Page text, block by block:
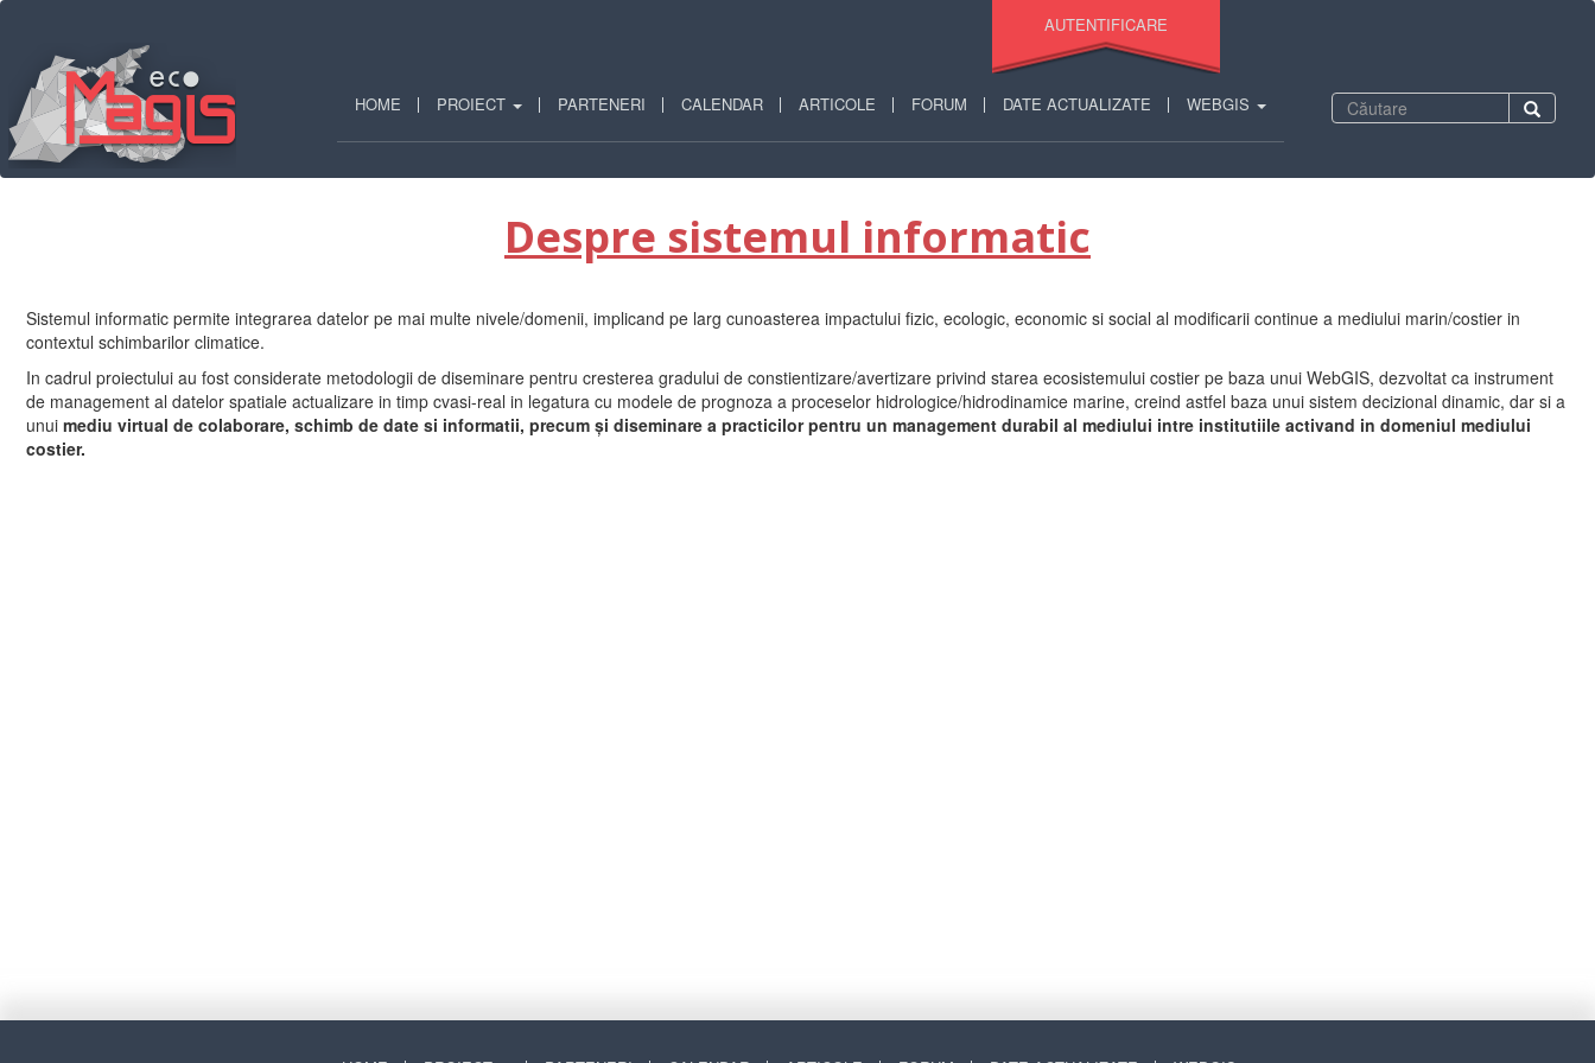
conţinutul
principal
HOME PROIECT PARTENERI CALENDAR ARTICOLE FORUM DATE ACTUALIZATE WEBGIS Formular
căutare
AUTENTIFICARE
Despre sistemul informatic
Sistemul informatic permite integrarea datelor pe mai multe nivele/domenii, implicand pe larg cunoasterea impactului fizic, ecologic, economic si social al modificarii continue a mediului marin/costier in
contextul schimbarilor climatice.
In cadrul proiectului au fost considerate metodologii de diseminare pentru cresterea gradului de constientizare/avertizare privind starea ecosistemului costier pe baza unui WebGIS, dezvoltat ca instrument
de management al datelor spatiale actualizare in timp cvasi-real in legatura cu modele de prognoza a proceselor hidrologice/hidrodinamice marine, creind astfel baza unui sistem decizional dinamic, dar si a
unui mediu virtual de colaborare, schimb de date si informatii, precum şi diseminare a practicilor pentru un management durabil al mediului intre institutiile activand in domeniul mediului
costier.